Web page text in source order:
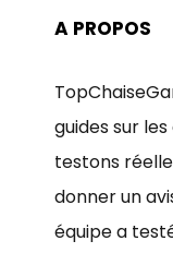
A PROPOS
guides sur
testons
donner un
équipe a